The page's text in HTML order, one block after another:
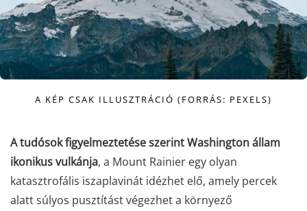
A KÉP CSAK ILLUSZTRÁCIÓ (FORRÁS: PEXELS)
A tudósok figyelmeztetése szerint Washington állam
ikonikus vulkánja, a Mount Rainier egy olyan
katasztrofális iszaplavinát idézhet elő, amely percek
alatt súlyos pusztítást végezhet a környező